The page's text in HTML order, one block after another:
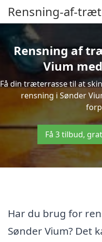
Rensning-af-
Rensning af
Vium
Få din træterrasse til at
rensning i Sønder
Få 3 tilbud,
Har du brug for
Sønder Vium? Det